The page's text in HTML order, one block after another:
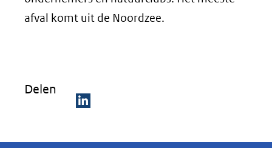
afval komt uit de Noordzee.
Delen
e